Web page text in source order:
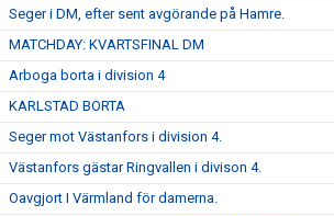
Seger i DM, efter sent avgörande på Hamre.
MATCHDAY: KVARTSFINAL DM
Arboga borta i division 4
KARLSTAD BORTA
Seger mot Västanfors i division 4.
Västanfors gästar Ringvallen i divison 4.
Oavgjort I Värmland för damerna.